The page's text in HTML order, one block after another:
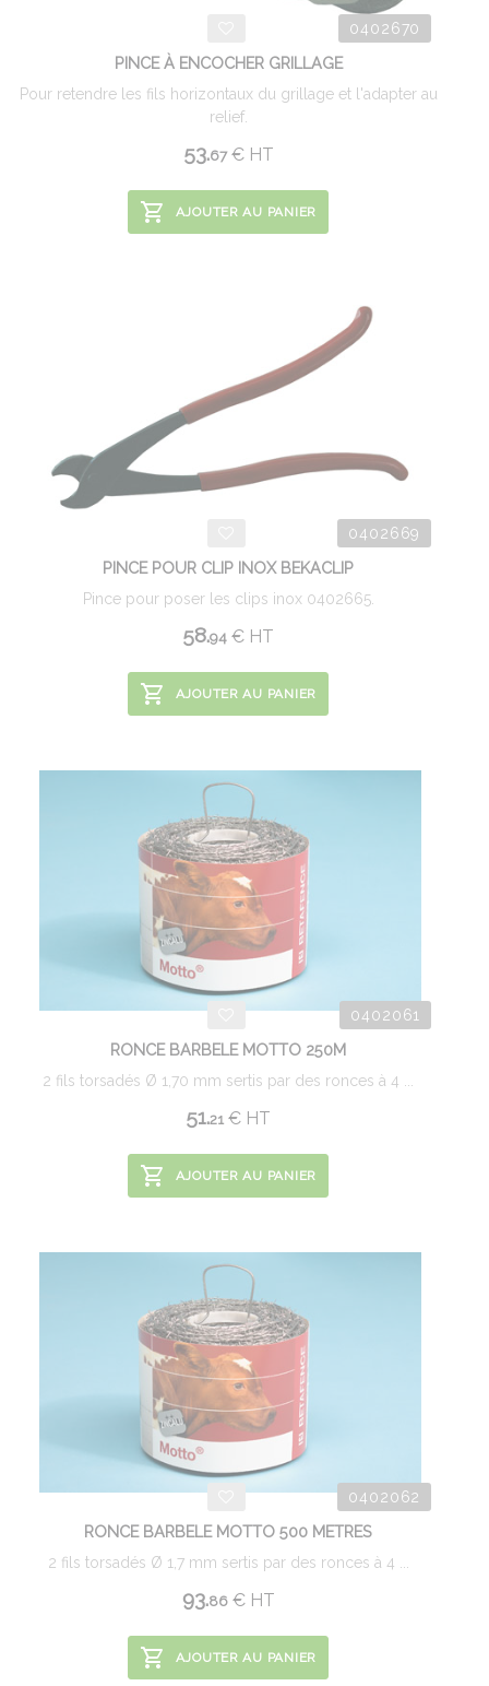
0402670
PINCE À ENCOCHER GRILLAGE
Pour retendre les fils horizontaux du grillage et l'adapter au
relief.
53.67 €HT
AJOUTER AU PANIER
0402669
PINCE POUR CLIP INOX BEKACLIP
Pince pour poser les clips inox 0402665.
58.94 € HT
AJOUTER AU PANIER
0402061
RONCE BARBELE MOTTO 250M
2 fils torsadés Ø 1,70 mm sertis par des ronces à 4 ...
51.21 € HT
AJOUTER AU PANIER
0402062
RONCE BARBELE MOTTO 500 METRES
2 fils torsadés Ø 1,7 mm sertis par des ronces à 4 ...
93.86 €HT
AJOUTER AU PANIER